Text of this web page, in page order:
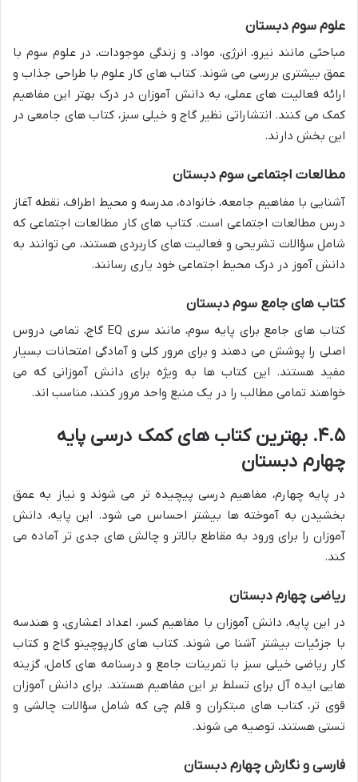
علوم سوم دبستان
مباحثی مانند نیرو، انرژی، مواد، و زندگی موجودات، در علوم سوم با
عمق بیشتری بررسی می شوند. کتاب های کار علوم با طراحی جذاب و
ارائه فعالیت های عملی، به دانش آموزان در درک بهتر این مفاهیم
کمک می کنند. انتشاراتی نظیر گاج و خیلی سبز، کتاب های جامعی در
این بخش دارند.
مطالعات اجتماعی سوم دبستان
آشنایی با مفاهیم جامعه، خانواده، مدرسه و محیط اطراف، نقطه آغاز
درس مطالعات اجتماعی است. کتاب های کار مطالعات اجتماعی که
شامل سؤالات تشریحی و فعالیت های کاربردی هستند، می توانند به
دانش آموز در درک محیط اجتماعی خود یاری رسانند.
کتاب های جامع سوم دبستان
کتاب های جامع برای پایه سوم، مانند سری EQ گاج، تمامی دروس
اصلی را پوشش می دهند و برای مرور کلی و آمادگی امتحانات بسیار
مفید هستند. این کتاب ها به ویژه برای دانش آموزانی که می
خواهند تمامی مطالب را در یک منبع واحد مرور کنند، مناسب اند.
۴.۵. بهترین کتاب های کمک درسی پایه
چهارم دبستان
در پایه چهارم، مفاهیم درسی پیچیده تر می شوند و نیاز به عمق
بخشیدن به آموخته ها بیشتر احساس می شود. این پایه، دانش
آموزان را برای ورود به مقاطع بالاتر و چالش های جدی تر آماده می
کند.
ریاضی چهارم دبستان
در این پایه، دانش آموزان با مفاهیم کسر، اعداد اعشاری، و هندسه
با جزئیات بیشتر آشنا می شوند. کتاب های کارپوچینو گاج و کتاب
کار ریاضی خیلی سبز با تمرینات جامع و درسنامه های کامل، گزینه
هایی ایده آل برای تسلط بر این مفاهیم هستند. برای دانش آموزان
قوی تر، کتاب های مبتکران و قلم چی که شامل سؤالات چالشی و
تستی هستند، توصیه می شوند.
فارسی و نگارش چهارم دبستان